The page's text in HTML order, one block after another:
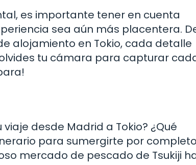
es importante tener en cuenta
sea aún más placentera.
alojamiento en Tokio, cada detalle
tu cámara para capturar
desde Madrid a Tokio? ¿Qué
para sumergirte por
mercado de pescado de Tsukiji